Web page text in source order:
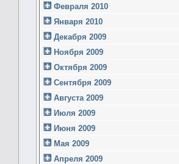
Февраля 2010
Января 2010
Декабря 2009
Ноября 2009
Октября 2009
Сентября 2009
Августа 2009
Июля 2009
Июня 2009
Мая 2009
Апреля 2009